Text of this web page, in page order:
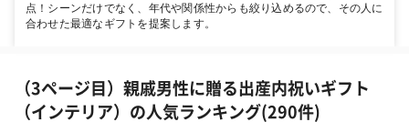
点！シーンだけでなく、年代や関係性からも絞り込めるので、その人に
合わせた最適なギフトを提案します。
（3ページ目）親戚男性に贈る出産内祝いギフト
（インテリア）の人気ランキング(290件)